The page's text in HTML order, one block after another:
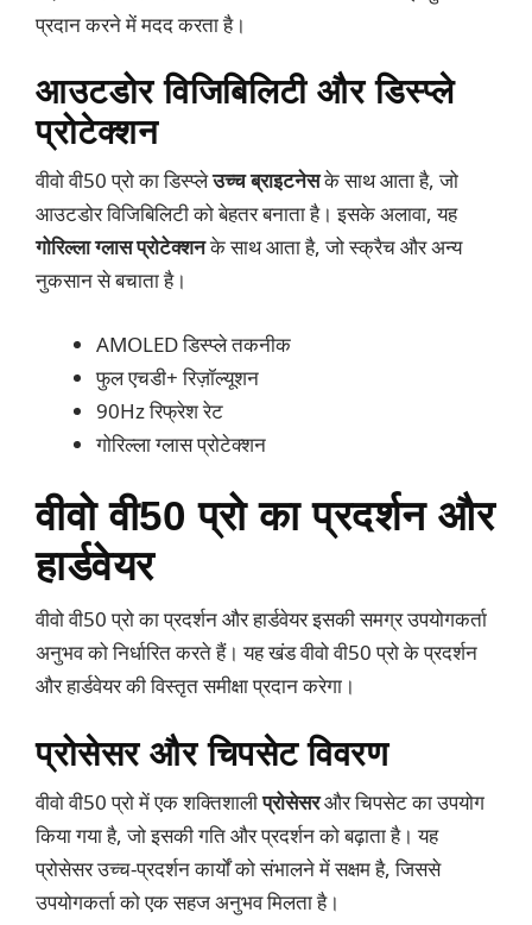
प्रदान करने में मदद करता है।
आउटडोर विजिबिलिटी और डिस्प्ले
प्रोटेक्शन
वीवो वी50 प्रो का डिस्प्लेउच्च ब्राइटनेसके साथ आता है, जो
आउटडोर विजिबिलिटी को बेहतर बनाता है। इसके अलावा, यह
गोरिल्ला ग्लास प्रोटेक्शनके साथ आता है, जो स्क्रैच और अन्य
नुकसान से बचाता है।
AMOLED डिस्प्ले तकनीक
फुल एचडी+ रिज़ॉल्यूशन
90Hz रिफ्रेश रेट
गोरिल्ला ग्लास प्रोटेक्शन
वीवो वी50 प्रो का प्रदर्शन और
हार्डवेयर
वीवो वी50 प्रो का प्रदर्शन और हार्डवेयर इसकी समग्र उपयोगकर्ता
अनुभव को निर्धारित करते हैं। यह खंड वीवो वी50 प्रो के प्रदर्शन
और हार्डवेयर की विस्तृत समीक्षा प्रदान करेगा।
प्रोसेसर और चिपसेट विवरण
वीवो वी50 प्रो में एक शक्तिशालीप्रोसेसरऔर चिपसेट का उपयोग
किया गया है, जो इसकी गति और प्रदर्शन को बढ़ाता है। यह
प्रोसेसर उच्च-प्रदर्शन कार्यों को संभालने में सक्षम है, जिससे
उपयोगकर्ता को एक सहज अनुभव मिलता है।